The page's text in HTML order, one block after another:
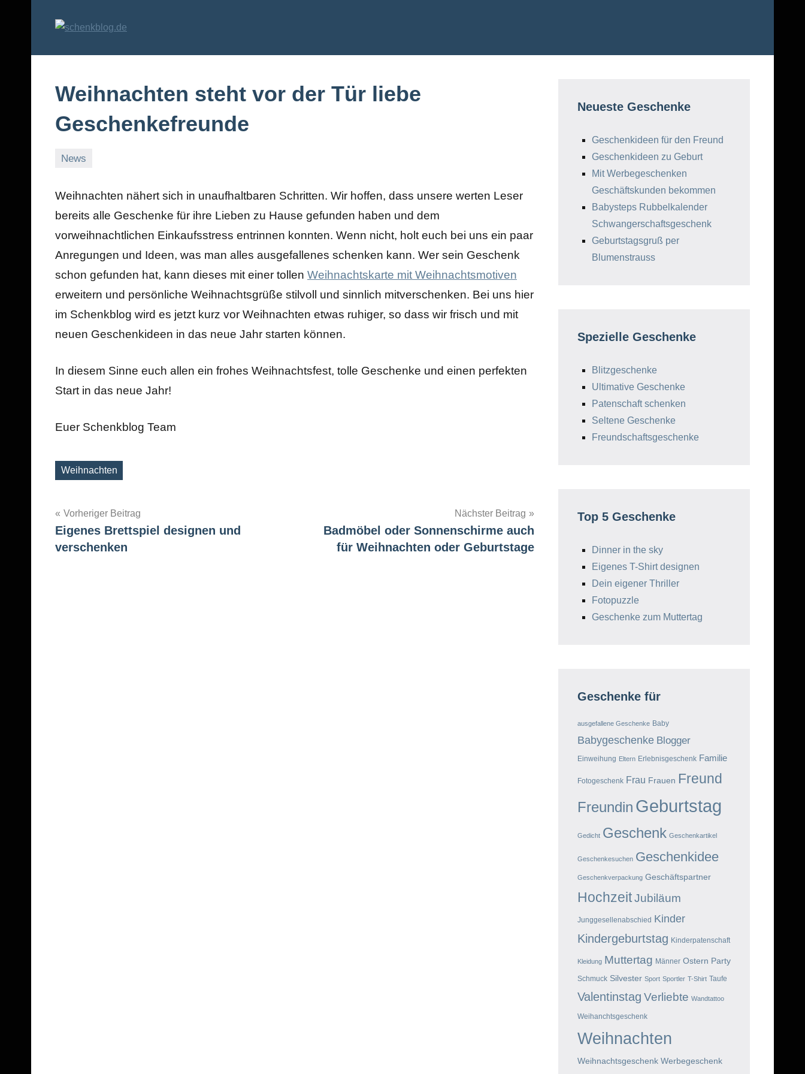
Weihnachten steht vor der Tür liebe
Geschenkefreunde
News
2010
Weihnachten nähert sich in unaufhaltbaren Schritten. Wir hoffen, dass unsere werten Leser
bereits alle Geschenke für ihre Lieben zu Hause gefunden haben und dem
vorweihnachtlichen Einkaufsstress entrinnen konnten. Wenn nicht, holt euch bei uns ein paar
Anregungen und Ideen, was man alles ausgefallenes schenken kann. Wer sein Geschenk
schon gefunden hat, kann dieses mit einer tollen Weihnachtskarte mit Weihnachtsmotiven
erweitern und persönliche Weihnachtsgrüße stilvoll und sinnlich mitverschenken. Bei uns hier
im Schenkblog wird es jetzt kurz vor Weihnachten etwas ruhiger, so dass wir frisch und mit
neuen Geschenkideen in das neue Jahr starten können.
In diesem Sinne euch allen ein frohes Weihnachtsfest, tolle Geschenke und einen perfekten
Start in das neue Jahr!
Euer Schenkblog Team
Schlagwörter
Weihnachten
Beitragsnavigation
Vorheriger Beitrag
Eigenes Brettspiel designen und
verschenken
Nächster Beitrag
Badmöbel oder Sonnenschirme auch
für Weihnachten oder Geburtstage
Neueste Geschenke
Geschenkideen für den Freund
Geschenkideen zu Geburt
Mit Werbegeschenken
Geschäftskunden bekommen
Babysteps Rubbelkalender
Schwangerschaftsgeschenk
Geburtstagsgruß per
Blumenstrauss
Spezielle Geschenke
Blitzgeschenke
Ultimative Geschenke
Patenschaft schenken
Seltene Geschenke
Freundschaftsgeschenke
Top 5 Geschenke
Dinner in the sky
Eigenes T-Shirt designen
Dein eigener Thriller
Fotopuzzle
Geschenke zum Muttertag
Geschenke für
ausgefallene Geschenke Baby
Babygeschenke Blogger
Einweihung Eltern Erlebnisgeschenk Familie
Fotogeschenk Frau Frauen Freund
Freundin Geburtstag
Gedicht Geschenk Geschenkartikel
Geschenkesuchen Geschenkidee
Geschenkverpackung Geschäftspartner
HochzeitJubiläum
Junggesellenabschied Kinder
Kindergeburtstag Kinderpatenschaft
Kleidung Muttertag Männer Ostern Party
Schmuck Silvester Sport Sportler T-Shirt Taufe
Valentinstag Verliebte Wandtattoo
Weihanchtsgeschenk
Weihnachten
Weihnachtsgeschenk Werbegeschenk